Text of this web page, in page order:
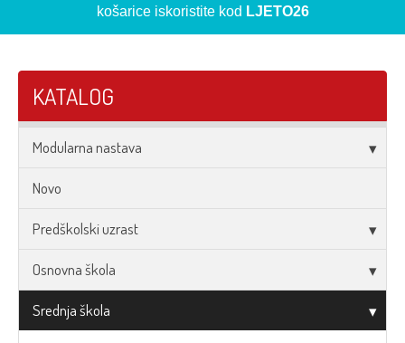
košarice iskoristite kod LJETO26
KATALOG
Modularna nastava
Novo
Predškolski uzrast
Osnovna škola
Srednja škola